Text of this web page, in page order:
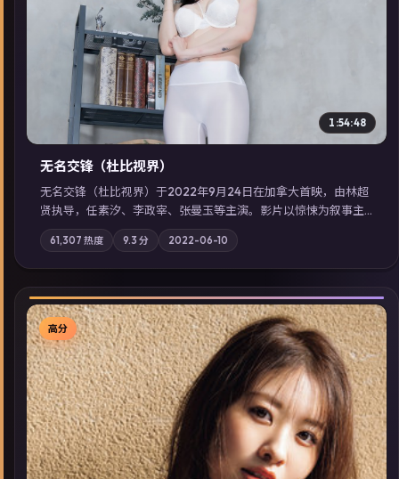
▶
1:54:48
无名交锋（杜比视界）
无名交锋（杜比视界）于2022年9月24日在加拿大首映，由林超
贤执导，任素汐、李政宰、张曼玉等主演。影片以惊悚为叙事主
轴，失踪人口档案牵出跨国灰色产业链；摄影与配乐强化地域气
质；站内亦可通过「国产免费观看高清电视剧在线看」延展检索
同类型高分佳作，畅享高清在线追剧体验。
61,307 热度 9.3 分 2022-06-10
高分